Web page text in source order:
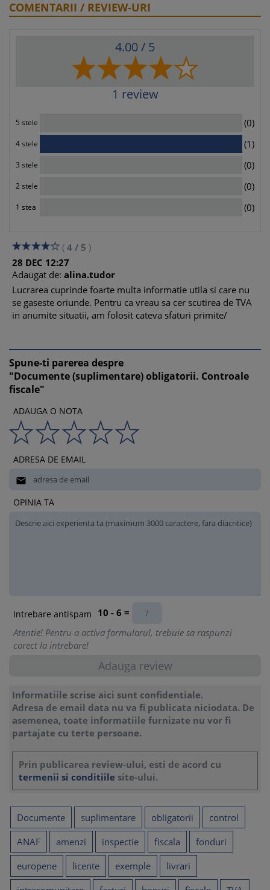
COMENTARII / REVIEW-URI
4.00/ 5
1 review
5 stele (0)
4 stele (1)
3 stele (0)
2 stele (0)
1 stea (0)
( 4 / 5 )
28 DEC 12:27
Adaugat de: alina.tudor
Lucrarea cuprinde foarte multa informatie utila si care nu
se gaseste oriunde. Pentru ca vreau sa cer scutirea de TVA
in anumite situatii, am folosit cateva sfaturi primite/
Spune-ti parerea despre
"Documente (suplimentare) obligatorii. Controale
fiscale"
ADAUGA O NOTA
ADRESA DE EMAIL

OPINIA TA
Intrebare antispam
10 - 6 =
Atentie! Pentru a activa formularul, trebuie sa raspunzi
corect la intrebare!
Informatiile scrise aici sunt confidentiale.
Adresa de email data nu va fi publicata niciodata. De
asemenea, toate informatiile furnizate nu vor fi
partajate cu terte persoane.
Prin publicarea review-ului, esti de acord cu
termenii si conditiile site-ului.
Documente suplimentare obligatorii
control
ANAF
amenzi inspectie fiscala
fonduri
europene
licente exemple
livrari